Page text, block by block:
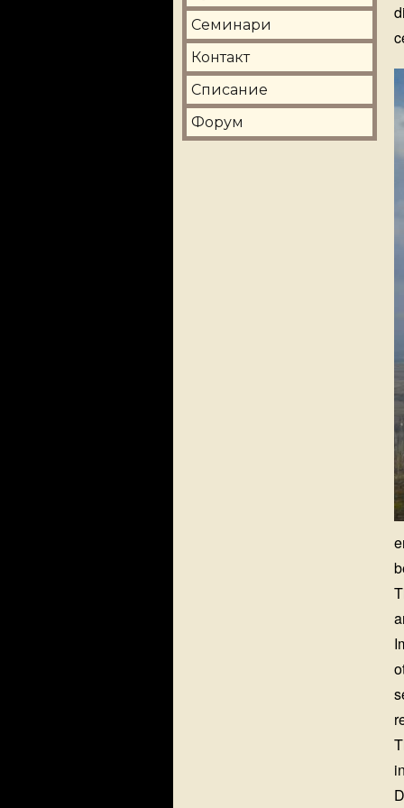
Семинари
Контакт
Списание
Форум